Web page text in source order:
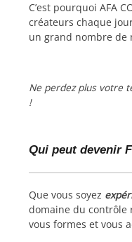
C’est pourquoi AFA
créateurs chaque
un grand nombre de
Ne perdez plus votre
!
Qui peut devenir
Que vous soyez
domaine du contrôle
vous formes et vous